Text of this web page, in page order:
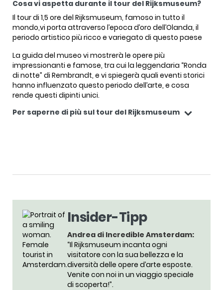
Cosa vi aspetta durante il tour del Rijksmuseum?
Il tour di 1,5 ore del Rijksmuseum, famoso in tutto il
mondo,vi porta attraverso l’epoca d’oro dell’Olanda, il
periodo artistico più ricco e variegato di questo paese
La guida del museo vi mostrerà le opere più
impressionanti e famose, tra cui la leggendaria “Ronda
di notte” di Rembrandt, e vi spiegerà quali eventi storici
hanno influenzato questo periodo dell’arte, e cosa
rende questi dipinti unici.
Per saperne di più sul tour del Rijksmuseum
Insider-Tipp
Andrea di Incredible Amsterdam:
“Il Rijksmuseum incanta ogni
visitatore con la sua bellezza e la
diversità delle opere d’arte esposte.
Venite con noi in un viaggio speciale
di scoperta!”.